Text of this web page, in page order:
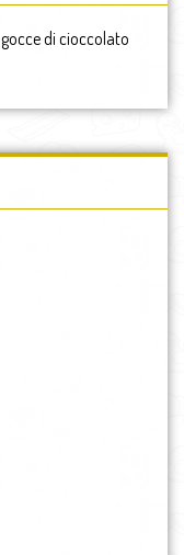
di cioccolato